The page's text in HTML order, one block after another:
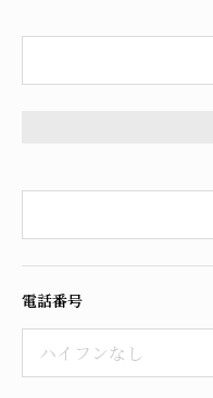
電話番号